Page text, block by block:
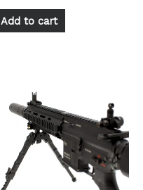
Add to cart